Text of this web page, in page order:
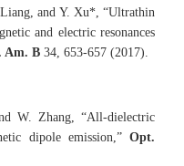
and Y. Xu*, “Ultrathin
and electric resonances
Am. B 34, 653-657 (2017).
W. Zhang, “All-dielectric
dipole emission,”Opt.